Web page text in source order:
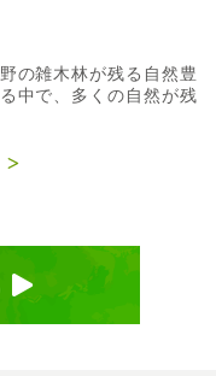
の雑木林が残る自然豊
中で、多くの自然が残